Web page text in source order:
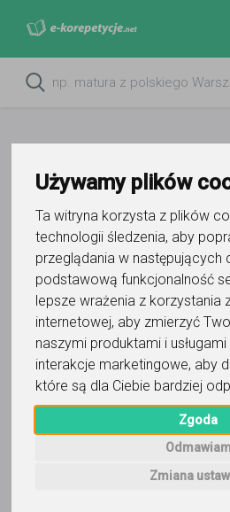
Używamy plików
Ta witryna korzysta z plików
technologii śledzenia, aby
przeglądania w następujących
podstawową funkcjonalność
lepsze wrażenia z korzystania
internetowej, aby zmierzyć
naszymi produktami i
interakcje marketingowe, aby
które są dla Ciebie bardziej
Zgoda
Odmawiam
Zmiana
Do ulubionych
Oznacz wystąpienie kontaktu
Aleksandra Banerska
Wyślij
Ostatnia aktywność:
ponad 3 miesiące temu